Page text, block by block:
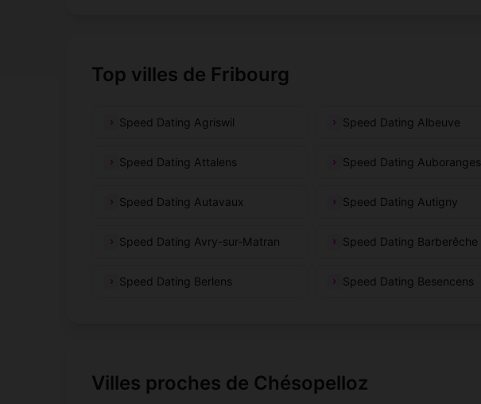
Top villes de Fribourg
Speed Dating Agriswil Speed Dating Albeuve
Speed Dating Attalens Speed Dating Auboranges
Speed Dating Autavaux Speed Dating Autigny
Speed Dating Avry-sur-Matran Speed Dating Barberêche
Speed Dating Berlens Speed Dating Besencens
Villes proches de Chésopelloz